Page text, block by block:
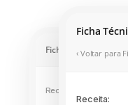
Ficha Técnica
Receita:
Ficha
‹ Voltar para
Receita: